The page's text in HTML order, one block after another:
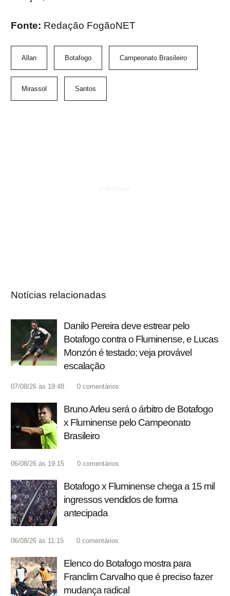
Fonte: Redação FogãoNET
Allan Botafogo Campeonato Brasileiro
Mirassol Santos
Notícias relacionadas
Danilo Pereira deve estrear pelo
Botafogo contra o Fluminense, e Lucas
Monzón é testado; veja provável
escalação
07/08/26 às 19:48 0 comentários
Bruno Arleu será o árbitro de Botafogo
x Fluminense pelo Campeonato
Brasileiro
06/08/26 às 19:15 0 comentários
Botafogo x Fluminense chega a 15 mil
ingressos vendidos de forma
antecipada
06/08/26 às 11:15 0 comentários
Elenco do Botafogo mostra para
Franclim Carvalho que é preciso fazer
mudança radical